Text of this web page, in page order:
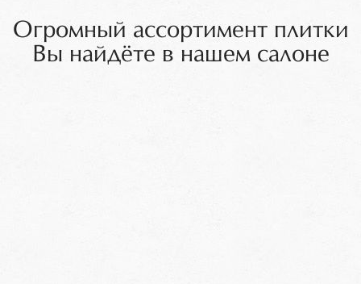
Огромный ассортимент плитки
Вы найдёте в нашем салоне